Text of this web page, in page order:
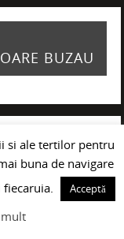
BUZAU
GALATI
si ale tertilor pentru
buna de navigare
Acceptă
mult